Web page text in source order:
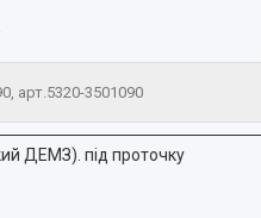
арт.5320-3501090
ДЕМЗ). під проточку